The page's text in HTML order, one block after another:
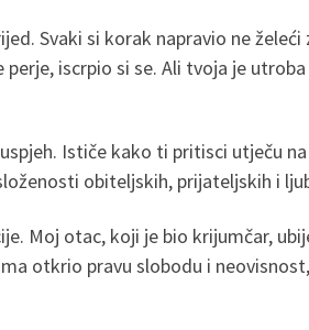
Svaki si korak napravio ne
iscrpio si se. Ali tvoja je
Ističe kako ti pritisci utječu
obiteljskih, prijateljskih i
Moj otac, koji je bio krijumčar,
otkrio pravu slobodu i